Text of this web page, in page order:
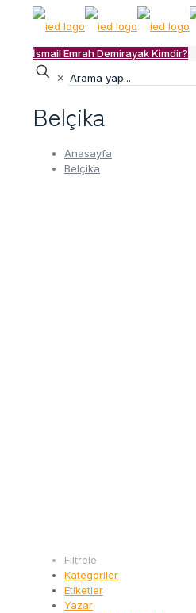
İsmail Emrah Demirayak Kimdir?
✕
Belçika
Anasayfa
Belçika
Filtrele
Kategoriler
Etiketler
Yazar